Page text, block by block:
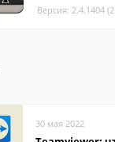
Версия: 2.4.1404
30 мая 2022